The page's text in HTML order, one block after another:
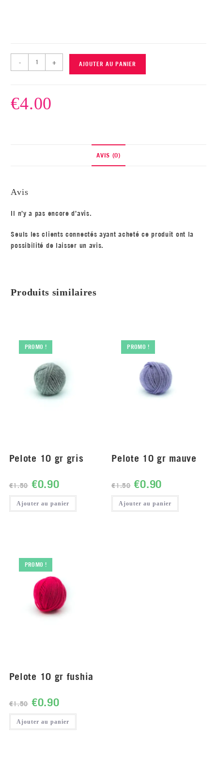
- + AJOUTER AU PANIER
€4.00
AVIS (0)
Avis
Il n’y a pas encore d’avis.
Seuls les clients connectés ayant acheté ce produit ont la
possibilité de laisser un avis.
Produits similaires
PROMO !
Pelote 10 gr gris
€1.50 €0.90
Ajouter au panier
PROMO !
Pelote 10 gr mauve
€1.50 €0.90
Ajouter au panier
PROMO !
Pelote 10 gr fushia
€1.50 €0.90
Ajouter au panier